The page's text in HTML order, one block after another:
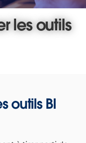
les outils
outils BI